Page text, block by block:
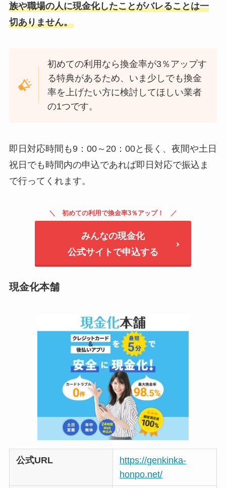
族や職場の人に現金化したことがバレることは一
切ありません。
初めての利用なら換金率が3％アップす
る特典があるため、いま少しでも換金
率を上げたい方に検討してほしい業者
の1つです。
即日対応時間も9：00～20：00と長く、夜間や土日
祝日でも時間内の申込であれば即日対応で振込ま
で行ってくれます。
初めての利用で換金率3％アップ！
みんなの現金化
公式サイトで申込する
現金化本舗
公式URL
https://genkinka-
honpo.net/